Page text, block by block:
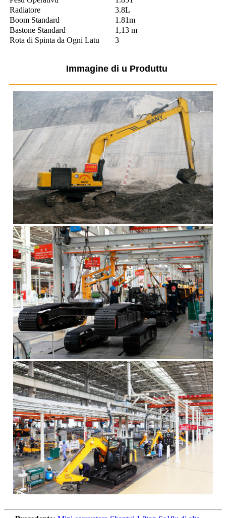
Radiatore
3.8L
Boom Standard
1.81m
Bastone Standard
1,13 m
Rota di Spinta da Ogni Latu
3
Immagine di u Produttu